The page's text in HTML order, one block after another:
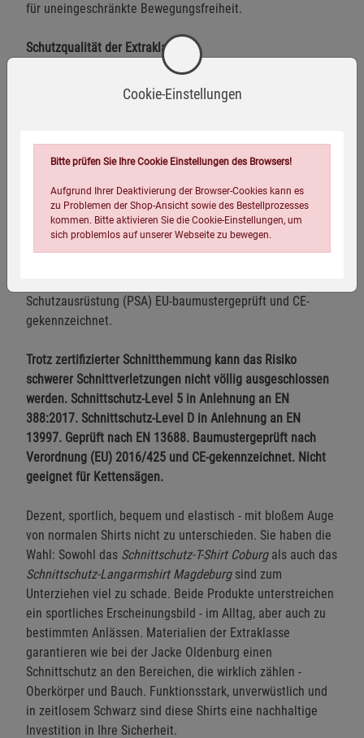
für uneingeschränkte Bewegungsfreiheit.
Schutzqualität der Extraklasse
Brunnirok Premiumprodukte, die in Deutschland und
Europa hergestellt werden, stehen für unabhängig
Richtlinien entspricht. Gut zu wissen: Das in einem
speziellen Verfahren hergestellte schnitthemmende
Material wird ausschließlich in Deutschland produziert.
Gemäß den Prüfnormen DIN EN 388:2003 und DIN EN
388:2017 weist das Material eine Schnitthemmung auf, die
es für eine Zertifizierung der höchsten Leistungsstufe
Schutzausrüstung (PSA) EU-baumustergeprüft und CE-
gekennzeichnet.
Trotz zertifizierter Schnitthemmung kann das Risiko
schwerer Schnittverletzungen nicht völlig ausgeschlossen
werden. Schnittschutz-Level 5 in Anlehnung an EN
388:2017. Schnittschutz-Level D in Anlehnung an EN
13997. Geprüft nach EN 13688. Baumustergeprüft nach
Verordnung (EU) 2016/425 und CE-gekennzeichnet. Nicht
geeignet für Kettensägen.
Dezent, sportlich, bequem und elastisch - mit bloßem Auge
von normalen Shirts nicht zu unterschieden. Sie haben die
Wahl: Sowohl das Schnittschutz-T-Shirt Coburgals auch das
Schnittschutz-Langarmshirt Magdeburgsind zum
Unterziehen viel zu schade. Beide Produkte unterstreichen
ein sportliches Erscheinungsbild - im Alltag, aber auch zu
bestimmten Anlässen. Materialien der Extraklasse
garantieren wie bei der Jacke Oldenburg einen
Schnittschutz an den Bereichen, die wirklich zählen -
Oberkörper und Bauch. Funktionsstark, unverwüstlich und
in zeitlosem Schwarz sind diese Shirts eine nachhaltige
Investition in Ihre Sicherheit.
Cookie-Einstellungen
Bitte prüfen Sie Ihre Cookie Einstellungen des Browsers!
Aufgrund Ihrer Deaktivierung der Browser-Cookies kann es
zu Problemen der Shop-Ansicht sowie des Bestellprozesses
kommen. Bitte aktivieren Sie die Cookie-Einstellungen, um
sich problemlos auf unserer Webseite zu bewegen.
Einstellungen speichern für die GruppeEinstellungen speichern für die Gruppe
Zurück Einstellungen speichern für die Gruppe
Einwilligung nicht erteilen
Notwendige Cookies (5)
Cookie-Informationen
Funktionale Cookies (1) Funktionale
Beschreibung Funktionale Cookies
Cookie-Informationen anzeigen
Statistik Cookies (2) Statistik Cookies
Beschreibung Statistik Cookies
Cookie-Informationen